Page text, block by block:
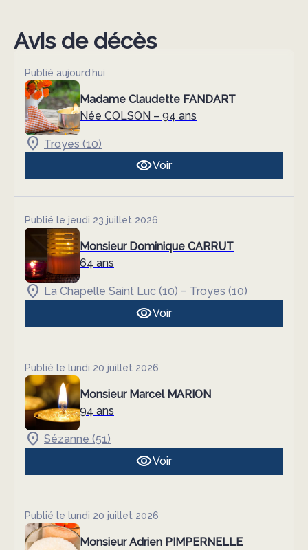
Avis de décès
Publié aujourd’hui
Madame Claudette FANDART
Née COLSON – 94 ans
Troyes (10)
Voir
Publié le jeudi 23 juillet 2026
Monsieur Dominique CARRUT
64 ans
La Chapelle Saint Luc (10) – Troyes (10)
Voir
Publié le lundi 20 juillet 2026
Monsieur Marcel MARION
94 ans
Sézanne (51)
Voir
Publié le lundi 20 juillet 2026
Monsieur Adrien PIMPERNELLE